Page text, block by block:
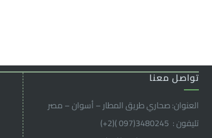
تواصل معنا
العنوان: صحاري طريق المطار – أسوان – مصر
تليفون : 3480245(097 )(2
+
)